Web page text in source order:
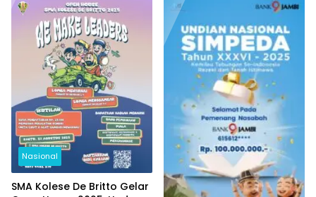
Nasional
SMA Kolese De Britto Gelar